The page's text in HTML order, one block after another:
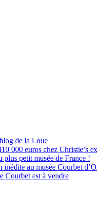
de la Loue
000 euros chez Christie’s
plus petit musée de France !
au musée Courbet
Courbet est à vendre